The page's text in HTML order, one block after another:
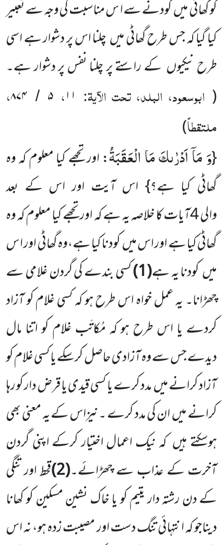
کو گھاٹی میں کودنے سے ا س مناسبت کی وجہ سے تعبیر
کیا گیا کہ جس طرح گھاٹی میں چلنا اس پر دشوار ہے اسی
طرح نیکیوں کے راستے پر چلنا نفس پر دشوار ہے۔
( ابوسعود، البلد، تحت الآیۃ: ۱۱، ۵ /۸۷۴،
ملتقطاً)
{وَ مَاۤ اَدْرٰىكَ مَا الْعَقَبَةُ: اور تجھے کیا معلوم کہ وہ
گھاٹی کیا ہے؟} اس آیت اور اس کے بعد
والی 4آیات کا خلاصہ یہ ہے کہ اور تجھے کیا معلوم کہ وہ
گھاٹی کیا ہے اور اس میں کودنا کیا ہے،وہ گھاٹی اور ا س
میں کودنا یہ ہے(1)
کسی بندے کی گردن غلامی سے
چھڑانا۔ یہ عمل خواہ اس طرح ہو کہ کسی غلام کو آزاد
کردے یا اس طرح ہو کہ مُکاتَب غلام کو اتنا مال
دیدے جس سے وہ آزادی حاصل کرسکے یا کسی غلام کو
آزاد کرانے میں مدد کرے یا کسی قیدی یا قرض دار کو رہا
کرانے میں ان کی مدد کرے ۔نیزاس کے یہ معنی بھی
ہوسکتے ہیں کہ نیک اعمال اختیار کرکے اپنی گردن
آخرت کے عذاب سے چھڑائے۔(2) قحط اور تنگی
کے دن رشتہ دار یتیم کو یا خاک نشین مسکین کو کھانا
دیناجو کہ انتہائی تنگ دست اور مصیبت زدہ ہو، نہ اس